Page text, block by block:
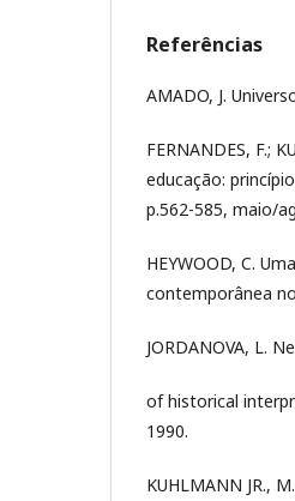
Referências
AMADO, J.
FERNANDES, F.;
educação:
p.562-585, maio/
HEYWOOD, C.
contemporânea
JORDANOVA, L.
of historical
1990.
KUHLMANN JR.,